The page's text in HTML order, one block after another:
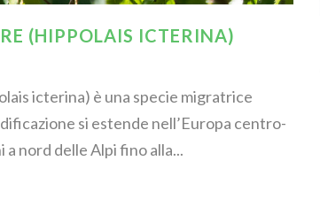
(HIPPOLAIS ICTERINA)
icterina) è una specie migratrice
si estende nell’Europa centro-
nord delle Alpi fino alla...